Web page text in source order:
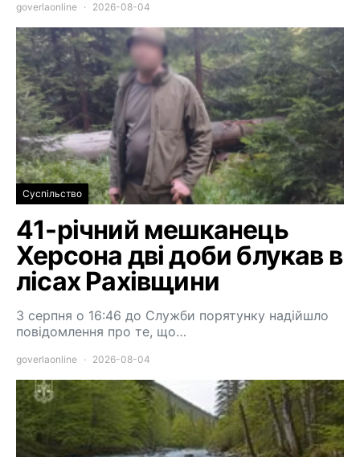
goverlaonline 2026-08-04
Суспільство
41-річний мешканець
Херсона дві доби блукав в
лісах Рахівщини
3 серпня о 16:46 до Служби порятунку надійшло
повідомлення про те, що…
goverlaonline 2026-08-04